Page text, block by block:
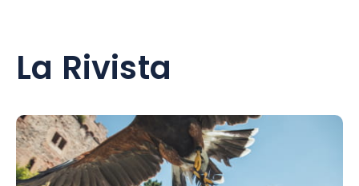
La Rivista